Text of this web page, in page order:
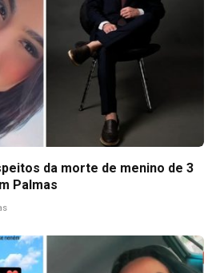
da morte de menino de 3
Palmas